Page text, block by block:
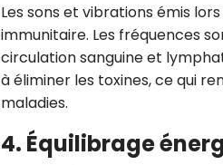
Les sons et vibrations émis
immunitaire. Les fréquences
circulation sanguine et
à éliminer les toxines, ce qui
maladies.
4. Équilibrage